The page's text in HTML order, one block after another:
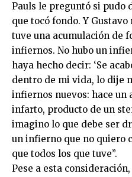
Pauls le preguntó si pudo
que tocó fondo. Y
tuve una acumulación de
infiernos. No hubo un
haya hecho decir: ‘Se
dentro de mi vida, lo dije
infiernos nuevos: hace un
infarto, producto de un
imagino lo que debe ser
un infierno que no quiero
que todos los que tuve”.
Pese a esta